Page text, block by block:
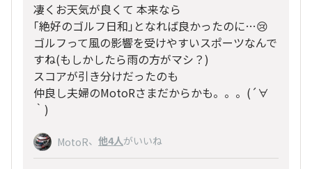
凄くお天気が良くて 本来なら
｢絶好のゴルフ日和｣となれば良かったのに…😢
ゴルフって風の影響を受けやすいスポーツなんで
すね(もしかしたら雨の方がマシ？)
スコアが引き分けだったのも
仲良し夫婦のMotoRさまだからかも。。。( ´∀
｀ )
MotoR、 他4人がいいね